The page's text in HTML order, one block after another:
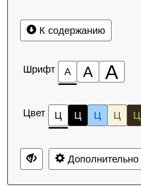
К содержанию
Шрифт А А А
Цвет Ц Ц Ц Ц Ц
Дополнительно